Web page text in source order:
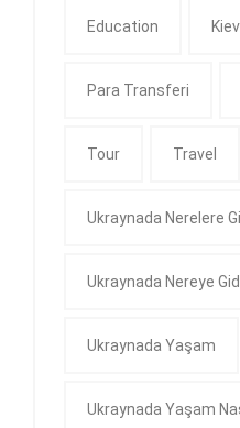
Education Kiev
Para Transferi
Tour Travel
Ukraynada Nerelere
Ukraynada Nereye
Ukraynada Yaşam
Ukraynada Yaşam